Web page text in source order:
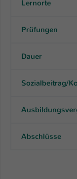
Lernorte
Prüfungen
Dauer
Sozialbeitrag/
Abschlüsse